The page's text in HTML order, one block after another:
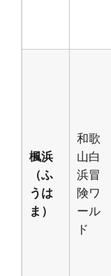
楓浜
（ふ
うは
ま）
和歌
山白
浜冒
険ワ
ール
ド